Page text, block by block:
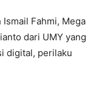
Fahmi, Mega
dari UMY yang
digital, perilaku